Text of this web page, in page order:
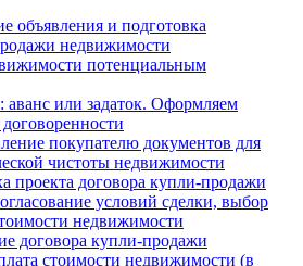
объявления и подготовка
недвижимости
потенциальным
или задаток. Оформляем
покупателю документов для
чистоты недвижимости
проекта договора купли-продажи
условий сделки, выбор
недвижимости
договора купли-продажи
стоимости недвижимости (в